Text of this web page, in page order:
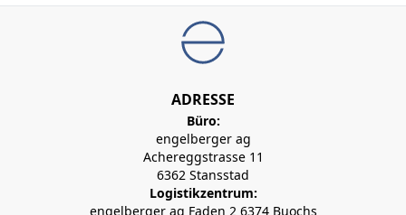
ADRESSE
Büro:
engelberger ag
Achereggstrasse 11
6362 Stansstad
Logistikzentrum:
engelberger ag Faden 2 6374 Buochs